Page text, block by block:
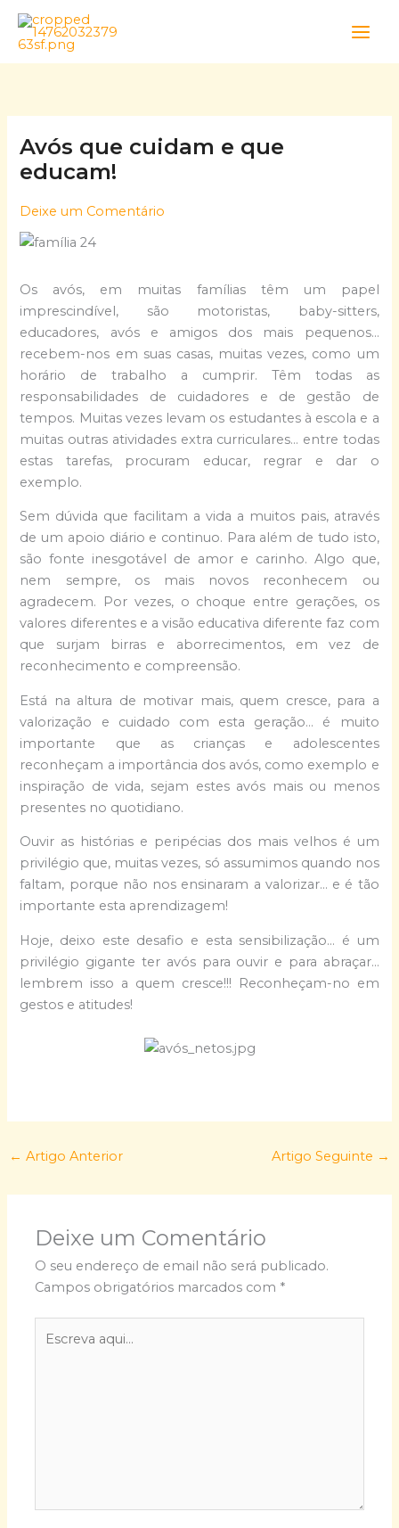
Skip
content
Avós que cuidam e que
educam!
Deixe um Comentário
Os avós, em muitas famílias têm um papel
imprescindível, são motoristas, baby-sitters,
educadores, avós e amigos dos mais pequenos…
recebem-nos em suas casas, muitas vezes, como um
horário de trabalho a cumprir. Têm todas as
responsabilidades de cuidadores e de gestão de
tempos. Muitas vezes levam os estudantes à escola e a
muitas outras atividades extra curriculares… entre todas
estas tarefas, procuram educar, regrar e dar o
exemplo.
Sem dúvida que facilitam a vida a muitos pais, através
de um apoio diário e continuo. Para além de tudo isto,
são fonte inesgotável de amor e carinho. Algo que,
nem sempre, os mais novos reconhecem ou
agradecem. Por vezes, o choque entre gerações, os
valores diferentes e a visão educativa diferente faz com
que surjam birras e aborrecimentos, em vez de
reconhecimento e compreensão.
Está na altura de motivar mais, quem cresce, para a
valorização e cuidado com esta geração… é muito
importante que as crianças e adolescentes
reconheçam a importância dos avós, como exemplo e
inspiração de vida, sejam estes avós mais ou menos
presentes no quotidiano.
Ouvir as histórias e peripécias dos mais velhos é um
privilégio que, muitas vezes, só assumimos quando nos
faltam, porque não nos ensinaram a valorizar… e é tão
importante esta aprendizagem!
Hoje, deixo este desafio e esta sensibilização… é um
privilégio gigante ter avós para ouvir e para abraçar…
lembrem isso a quem cresce!!! Reconheçam-no em
gestos e atitudes!
← Artigo Anterior Artigo Seguinte →
Deixe um Comentário
O seu endereço de email não será publicado.
Campos obrigatórios marcados com *
aqui...